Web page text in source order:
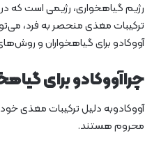
رژیم گیاهخواری، رژیمی است که
ترکیبات مغذی منحصر به فرد،
آووکادو برای گیاهخواران و
چراآووکادو برای
آووکادوبه دلیل ترکیبات مغذی
محروم هستند.